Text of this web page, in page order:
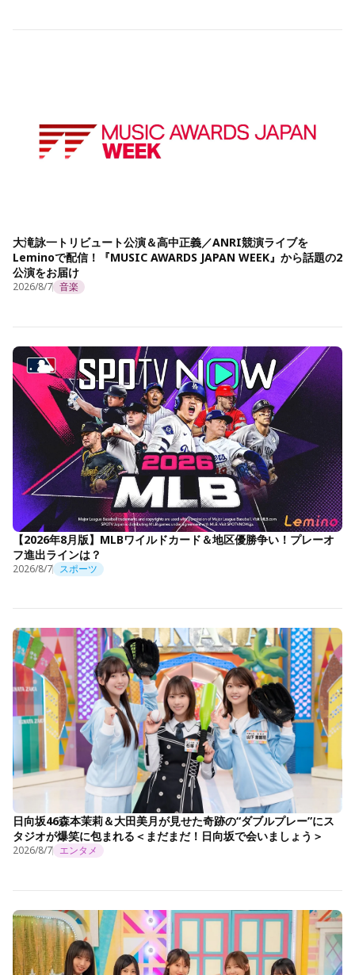
大滝詠一トリビュート公演＆高中正義／ANRI競演ライブを
Leminoで配信！『MUSIC AWARDS JAPAN WEEK』から話題の2
公演をお届け
2026/8/7 音楽
【2026年8月版】MLBワイルドカード＆地区優勝争い！プレーオ
フ進出ラインは？
2026/8/7 スポーツ
日向坂46森本茉莉＆大田美月が見せた奇跡の“ダブルプレー”にス
タジオが爆笑に包まれる＜まだまだ！日向坂で会いましょう＞
2026/8/7 エンタメ